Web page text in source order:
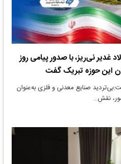
غدیر نی‌ریز، با صدور پیامی روز
این حوزه تبریک گفت
صنایع معدنی و فلزی به‌عنوان
نقش…